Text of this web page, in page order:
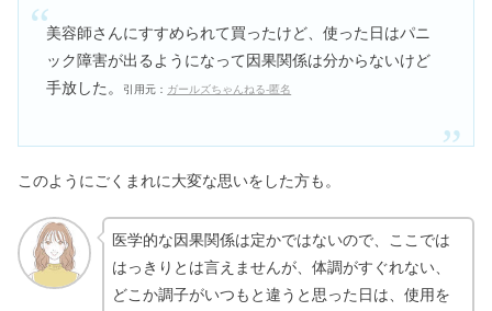
美容師さんにすすめられて買ったけど、使った日はパニ
ック障害が出るようになって因果関係は分からないけど
手放した。
引用元： ガールズちゃんねる-匿名
このようにごくまれに大変な思いをした方も。
医学的な因果関係は定かではないので、ここでは
はっきりとは言えませんが、体調がすぐれない、
どこか調子がいつもと違うと思った日は、使用を